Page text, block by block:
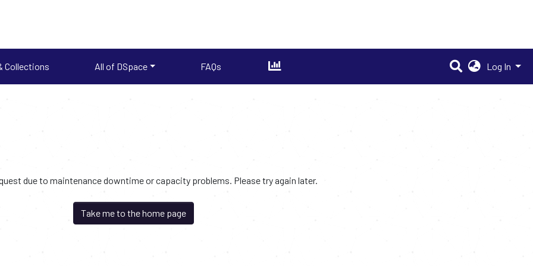
Collections All of DSpace FAQs Log In
due to maintenance downtime or capacity problems. Please try again later.
Take me to the home page